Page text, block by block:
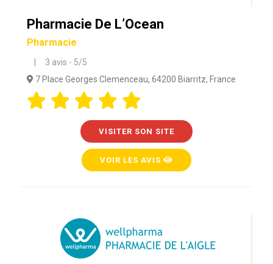
Pharmacie De L’Ocean
Pharmacie
| 3 avis - 5/5
7 Place Georges Clemenceau, 64200 Biarritz, France
VISITER SON SITE
VOIR LES AVIS